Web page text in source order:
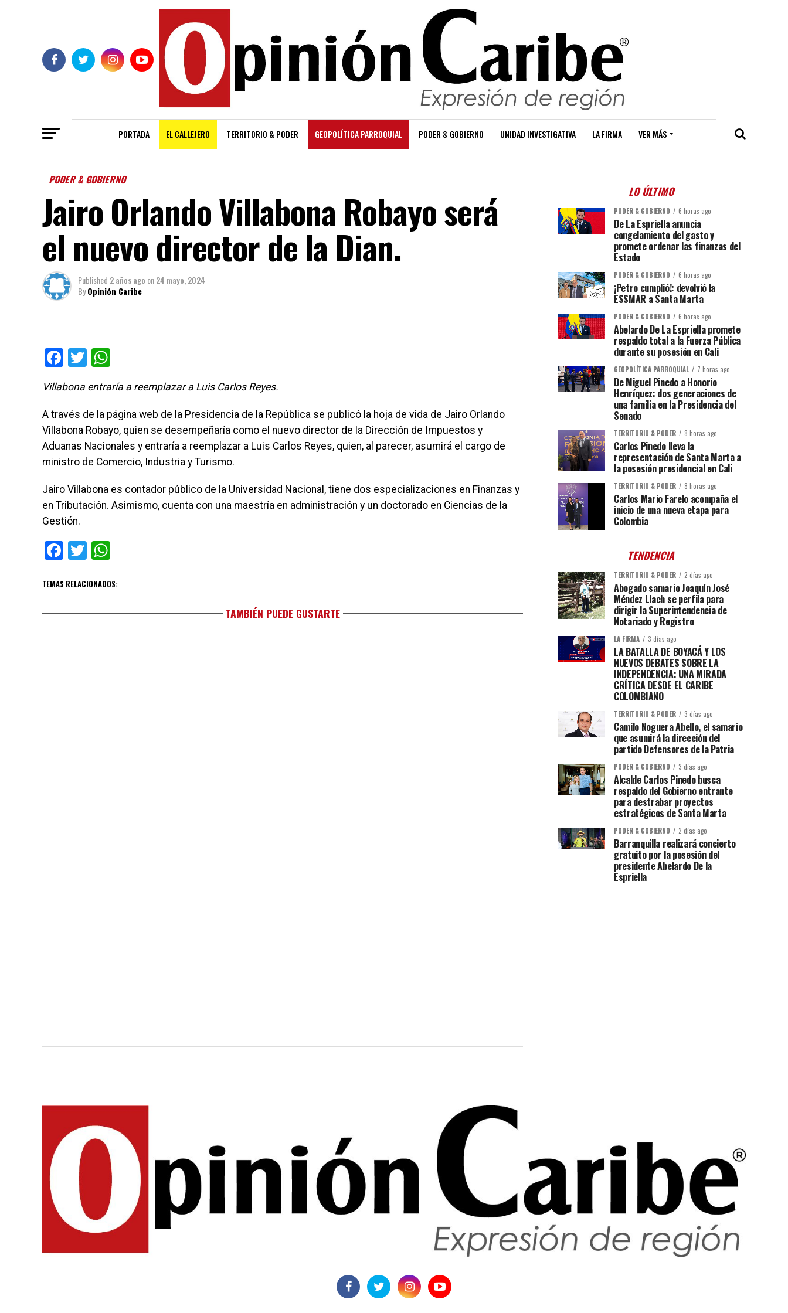
PORTADA EL CALLEJERO TERRITORIO & PODER GEOPOLÍTICA PARROQUIAL PODER & GOBIERNO UNIDAD INVESTIGATIVA LA FIRMA VER MÁS
PODER & GOBIERNO
Jairo Orlando Villabona Robayo será
el nuevo director de la Dian.
Published 2 años ago on24 mayo, 2024
ByOpinión Caribe
Facebook
Twitter
Villabona entraría a reemplazar a Luis Carlos Reyes.
A través de la página web de la Presidencia de la República se publicó la hoja de vida de Jairo Orlando
Villabona Robayo, quien se desempeñaría como el nuevo director de la Dirección de Impuestos y
Aduanas Nacionales y entraría a reemplazar a Luis Carlos Reyes, quien, al parecer, asumirá el cargo de
ministro de Comercio, Industria y Turismo.
Jairo Villabona es contador público de la Universidad Nacional, tiene dos especializaciones en Finanzas y
en Tributación. Asimismo, cuenta con una maestría en administración y un doctorado en Ciencias de la
Gestión.
Facebook
Twitter
TEMAS RELACIONADOS:
TAMBIÉN PUEDE GUSTARTE
LO ÚLTIMO
PODER & GOBIERNO 6 horas ago
De La Espriella anuncia
congelamiento del gasto y
promete ordenar las finanzas del
Estado
PODER & GOBIERNO 6 horas ago
¡Petro cumplió!: devolvió la
ESSMAR a Santa Marta
PODER & GOBIERNO 6 horas ago
Abelardo De La Espriella promete
respaldo total a la Fuerza Pública
durante su posesión en Cali
GEOPOLÍTICA PARROQUIAL 7 horas ago
De Miguel Pinedo a Honorio
Henríquez: dos generaciones de
una familia en la Presidencia del
Senado
TERRITORIO & PODER 8 horas ago
Carlos Pinedo lleva la
representación de Santa Marta a
la posesión presidencial en Cali
TERRITORIO & PODER 8 horas ago
Carlos Mario Farelo acompaña el
inicio de una nueva etapa para
Colombia
TENDENCIA
TERRITORIO & PODER 2 días ago
Abogado samario Joaquín José
Méndez Llach se perfila para
dirigir la Superintendencia de
Notariado y Registro
LA FIRMA 3 días ago
LA BATALLA DE BOYACÁ Y LOS
NUEVOS DEBATES SOBRE LA
INDEPENDENCIA: UNA MIRADA
CRÍTICA DESDE EL CARIBE
COLOMBIANO
TERRITORIO & PODER 3 días ago
Camilo Noguera Abello, el samario
que asumirá la dirección del
partido Defensores de la Patria
PODER & GOBIERNO 3 días ago
Alcalde Carlos Pinedo busca
respaldo del Gobierno entrante
para destrabar proyectos
estratégicos de Santa Marta
PODER & GOBIERNO 2 días ago
Barranquilla realizará concierto
gratuito por la posesión del
presidente Abelardo De la
Espriella